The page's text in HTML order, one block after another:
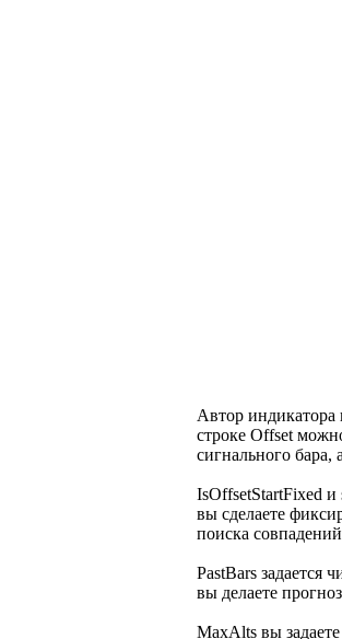
Автор индикатора
строке Offset
сигнального
IsOffsetStartFixed
вы сделаете
поиска
PastBars задается
вы делаете
MaxAlts вы